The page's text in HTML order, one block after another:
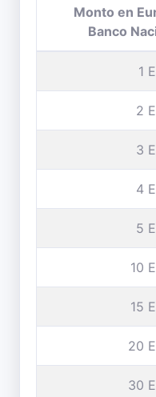
Monto en
Banco
1
2
3
4
5
10
15
20
30